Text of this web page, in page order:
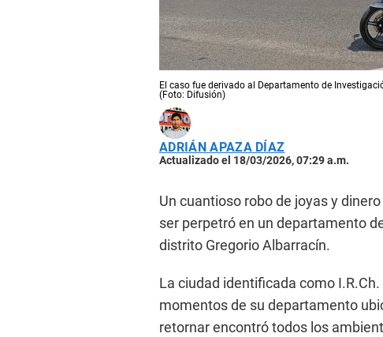
El caso fue derivado al Departamento de
(Foto: Difusión)
ADRIÁN APAZA DÍAZ
Actualizado el 18/03/2026, 07:29 a.m.
Un cuantioso robo de joyas y
ser perpetró en un departamento
distrito Gregorio Albarracín.
La ciudad identificada como
momentos de su departamento
retornar encontró todos los